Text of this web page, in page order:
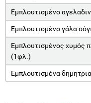
Εμπλουτισμένο
Εμπλουτισμένο γάλα
Εμπλουτισμένος χυμός
(1φλ.)
Εμπλουτισμένα